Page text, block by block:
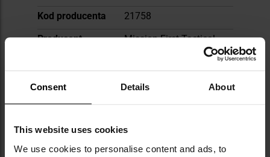
Consent Details About
This website uses cookies
We use cookies to personalise content and ads, to
Kod producenta
21758
Producent
Mission First Tactical
OPINIE
WARTO DOKUPIĆ